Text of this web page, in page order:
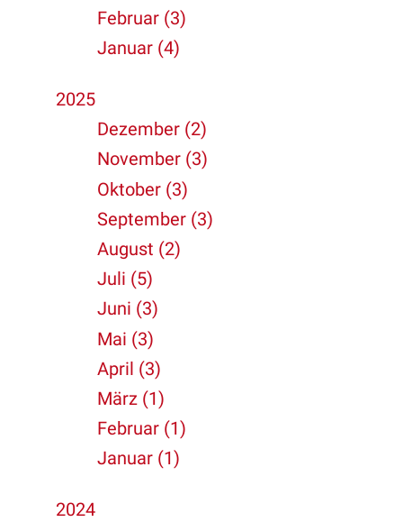
Februar (3)
Januar (4)
2025
Dezember (2)
November (3)
Oktober (3)
September (3)
August (2)
Juli (5)
Juni (3)
Mai (3)
April (3)
März (1)
Februar (1)
Januar (1)
2024